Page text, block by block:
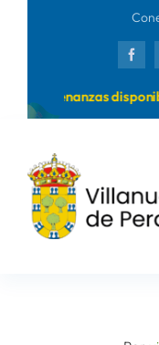
ordenanzas